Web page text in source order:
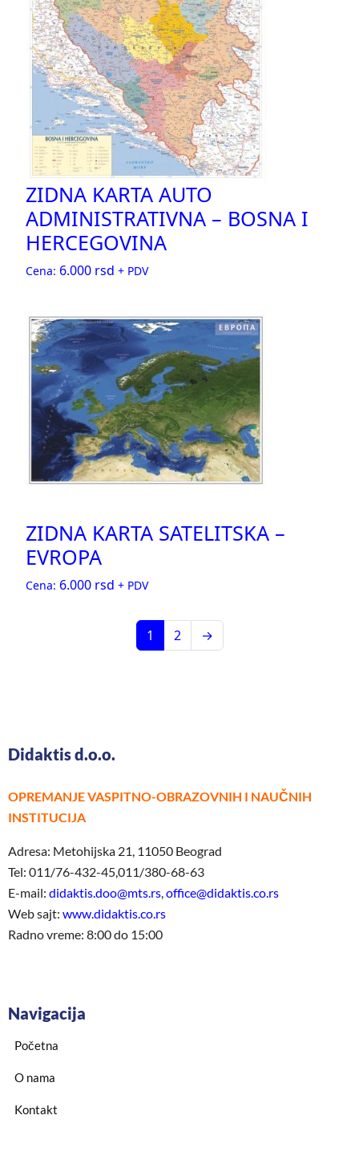
ZIDNA KARTA AUTO
ADMINISTRATIVNA – BOSNA I
HERCEGOVINA
Cena: 6.000 rsd + PDV
ZIDNA KARTA SATELITSKA –
EVROPA
Cena: 6.000 rsd + PDV
1 2 →
Didaktis d.o.o.
OPREMANJE VASPITNO-OBRAZOVNIH I NAUČNIH
INSTITUCIJA
Adresa: Metohijska 21, 11050 Beograd
Tel: 011/76-432-45,011/380-68-63
E-mail: didaktis.doo@mts.rs office@didaktis.co.rs
Web sajt: www.didaktis.co.rs
Radno vreme: 8:00 do 15:00
Navigacija
Početna
O nama
Kontakt